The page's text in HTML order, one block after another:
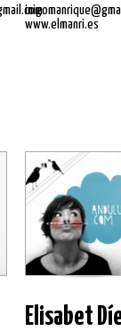
www.elmanri.es
Elisabet